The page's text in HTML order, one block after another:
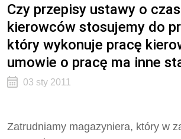
Czy przepisy ustawy o
kierowców stosujemy do
który wykonuje pracę
umowie o pracę ma inne
03 sty 2011
Zatrudniamy magazyniera, który w